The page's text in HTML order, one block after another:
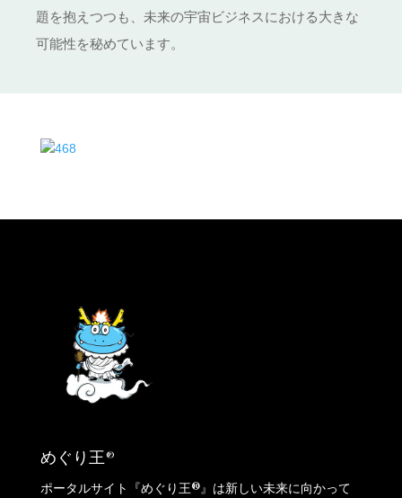
題を抱えつつも、未来の宇宙ビジネスにおける大きな
可能性を秘めています。
めぐり王®️
ポータルサイト『めぐり王®️』は新しい未来に向かって